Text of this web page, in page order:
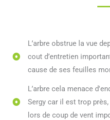
L’arbre obstrue la vue
cout d’entretien
cause de ses feuilles
L’arbre cela menace
Sergy car il est trop
lors de coup de vent